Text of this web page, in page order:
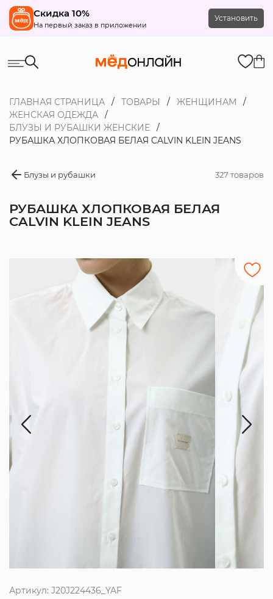
Скидка 10%
На первый заказ в приложении
Установить
ГЛАВНАЯ СТРАНИЦА ТОВАРЫ
ЖЕНЩИНАМ
ЖЕНСКАЯ ОДЕЖДА
БЛУЗЫ И РУБАШКИ ЖЕНСКИЕ
РУБАШКА ХЛОПКОВАЯ БЕЛАЯ CALVIN KLEIN JEANS
Блузы и рубашки 327 товаров
РУБАШКА ХЛОПКОВАЯ БЕЛАЯ
CALVIN KLEIN JEANS
Артикул: J20J224436_YAF